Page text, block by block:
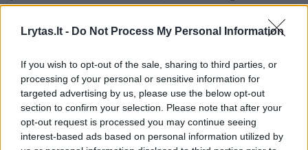
Lrytas.lt - Do Not Process My Personal Information
If you wish to opt-out of the sale, sharing to third parties, or
processing of your personal or sensitive information for
targeted advertising by us, please use the below opt-out
section to confirm your selection. Please note that after your
opt-out request is processed you may continue seeing
interest-based ads based on personal information utilized by
Darbo partija Antanas Guoga
^Instant
Rodyti daugiau žymių
Komentuoti po šiuo straipsniu